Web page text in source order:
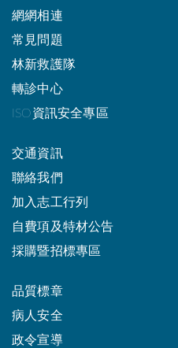
網網相連
常見問題
林新救護隊
轉診中心
ISO資訊安全專區
交通資訊
聯絡我們
加入志工行列
自費項及特材公告
採購暨招標專區
品質標章
病人安全
政令宣導